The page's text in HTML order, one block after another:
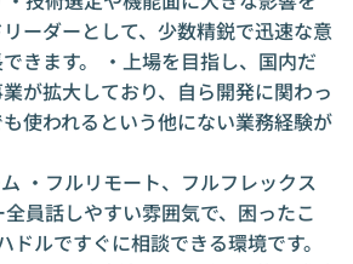
ーダーとして、少数精鋭で迅速な意
きます。 ・上場を目指し、国内だ
が拡大しており、自ら開発に関わっ
使われるという他にない業務経験が
・フルリモート、フルフレックス
員話しやすい雰囲気で、困ったこ
ドルですぐに相談できる環境です。